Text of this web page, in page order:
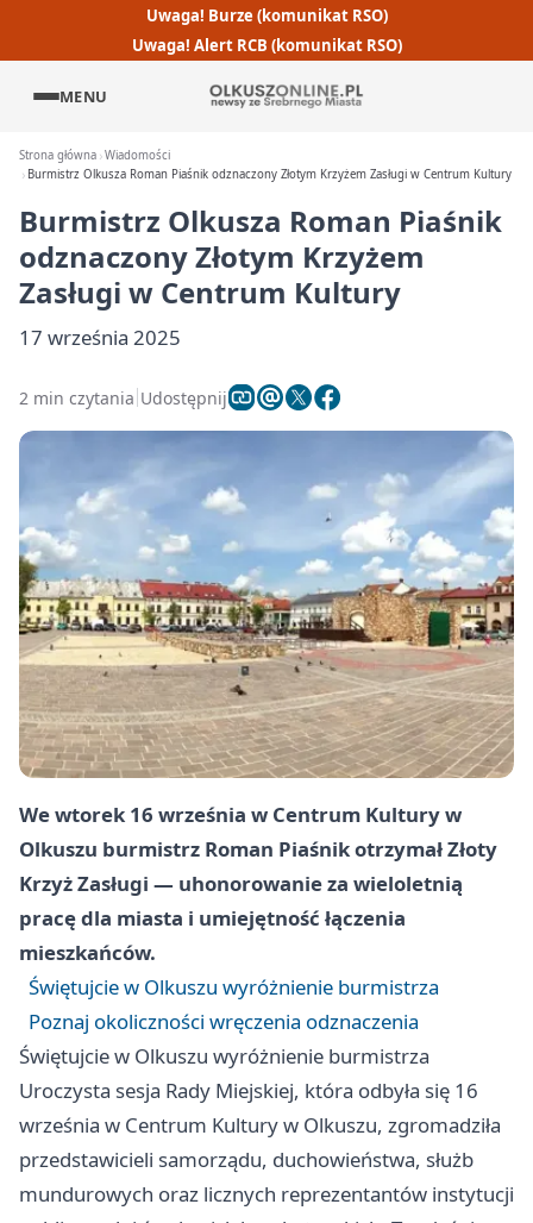
Uwaga! Burze (komunikat RSO)
Uwaga! Alert RCB (komunikat RSO)
MENU
Strona główna Wiadomości
Burmistrz Olkusza Roman Piaśnik odznaczony Złotym Krzyżem Zasługi w Centrum Kultury
Burmistrz Olkusza Roman Piaśnik
odznaczony Złotym Krzyżem
Zasługi w Centrum Kultury
17 września 2025
2 min czytania Udostępnij
We wtorek 16 września w Centrum Kultury w
Olkuszu burmistrz Roman Piaśnik otrzymał Złoty
Krzyż Zasługi — uhonorowanie za wieloletnią
pracę dla miasta i umiejętność łączenia
mieszkańców.
Świętujcie w Olkuszu wyróżnienie burmistrza
Poznaj okoliczności wręczenia odznaczenia
Świętujcie w Olkuszu wyróżnienie burmistrza
Uroczysta sesja Rady Miejskiej, która odbyła się 16
września w Centrum Kultury w Olkuszu, zgromadziła
przedstawicieli samorządu, duchowieństwa, służb
mundurowych oraz licznych reprezentantów instytucji